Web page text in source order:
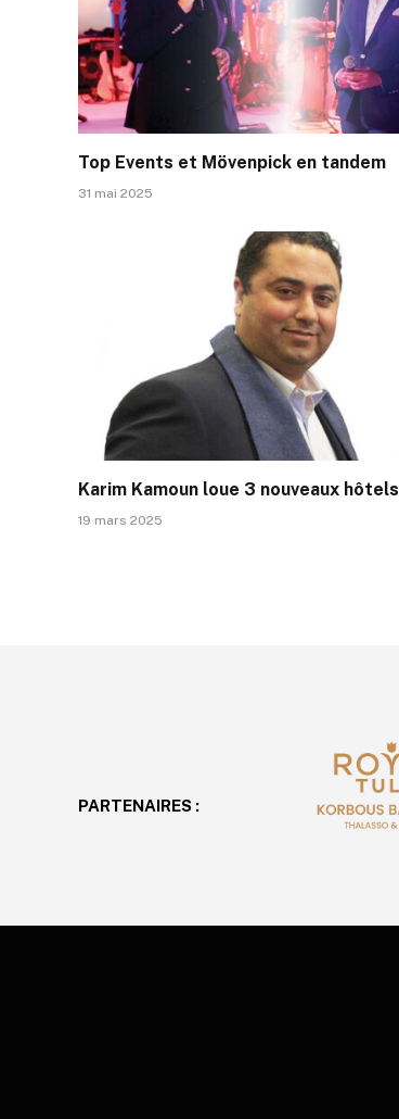
Top Events et Mövenpick en tandem
31 mai 2025
Karim Kamoun loue 3 nouveaux hôtels
19 mars 2025
PARTENAIRES :